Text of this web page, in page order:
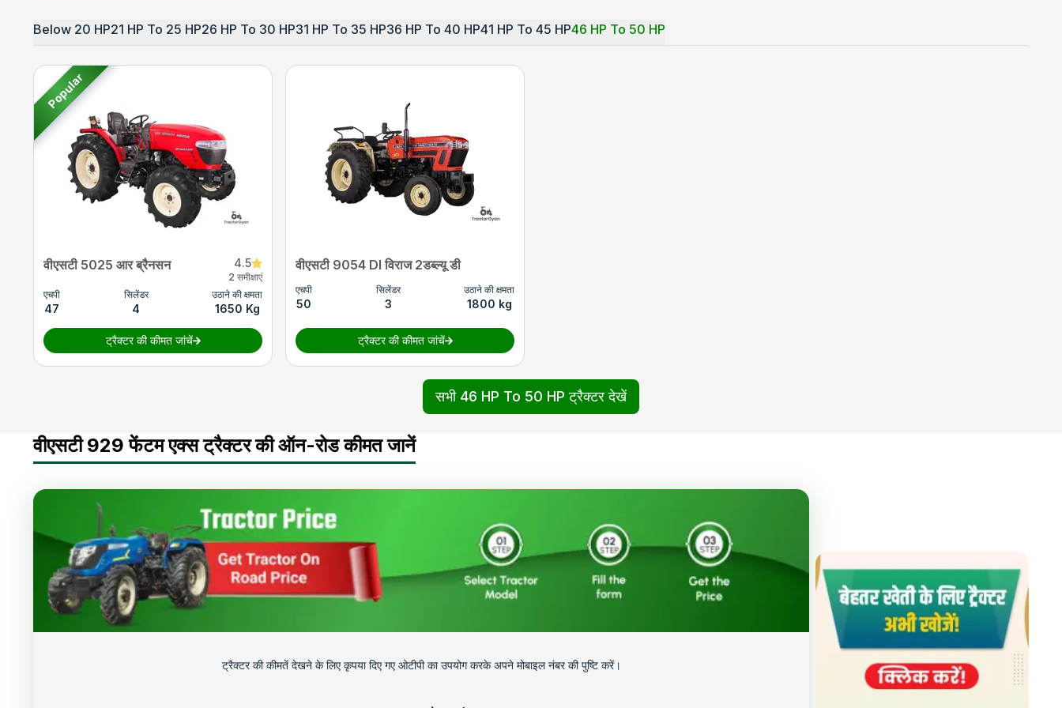
Below 20 HP21 HP To 25 HP26 HP To 30 HP31 HP To 35 HP36 HP To 40 HP41 HP To 45 HP46 HP To 50 HP
Popular
वीएसटी 5025 आर ब्रैनसन 4.5
2 समीक्षाएं
एचपी
47
सिलेंडर
4
उठाने की क्षमता
1650 Kg
ट्रैक्टर की कीमत जांचें
वीएसटी 9054 DI विराज 2डब्ल्यू डी
एचपी
50
सिलेंडर
3
उठाने की क्षमता
1800 kg
ट्रैक्टर की कीमत जांचें
सभी 46 HP To 50 HP ट्रैक्टर देखें
वीएसटी 929 फेंटम एक्स ट्रैक्टर की ऑन-रोड कीमत जानें
ट्रैक्टर की कीमतें देखने के लिए कृपया दिए गए ओटीपी का उपयोग करके अपने मोबाइल नंबर की पुष्टि करें।